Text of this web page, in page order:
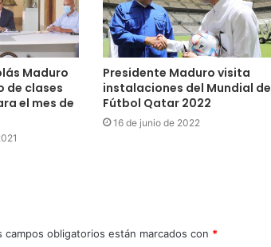
Maduro
de clases
el mes de
Presidente Maduro visita
instalaciones del Mundial de
Fútbol Qatar 2022
16 de junio de 2022
campos obligatorios están marcados con *